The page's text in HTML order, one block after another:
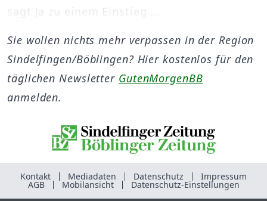
sagt Ja zu einem Einstieg ...
Sie wollen nichts mehr verpassen in der Region
Sindelfingen/Böblingen? Hier kostenlos für den
täglichen Newsletter GutenMorgenBB
anmelden.
Kontakt Mediadaten Datenschutz Impressum
AGB Mobilansicht Datenschutz-Einstellungen